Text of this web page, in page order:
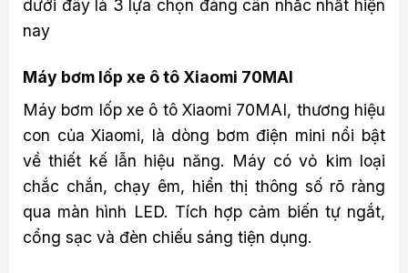
dưới đây là 3 lựa chọn đáng cân nhắc nhất hiện
nay
Máy bơm lốp xe ô tô Xiaomi 70MAI
Máy bơm lốp xe ô tô Xiaomi 70MAI, thương hiệu
con của Xiaomi, là dòng bơm điện mini nổi bật
về thiết kế lẫn hiệu năng. Máy có vỏ kim loại
chắc chắn, chạy êm, hiển thị thông số rõ ràng
qua màn hình LED. Tích hợp cảm biến tự ngắt,
cổng sạc và đèn chiếu sáng tiện dụng.